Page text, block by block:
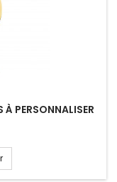
À PERSONNALISER